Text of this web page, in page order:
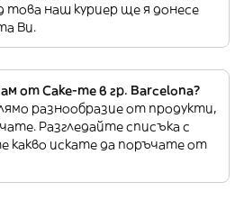
това наш куриер ще я донесе
Ви.
от Cake-me в гр. Barcelona?
разнообразие от продукти,
Разгледайте списъка с
какво искате да поръчате от